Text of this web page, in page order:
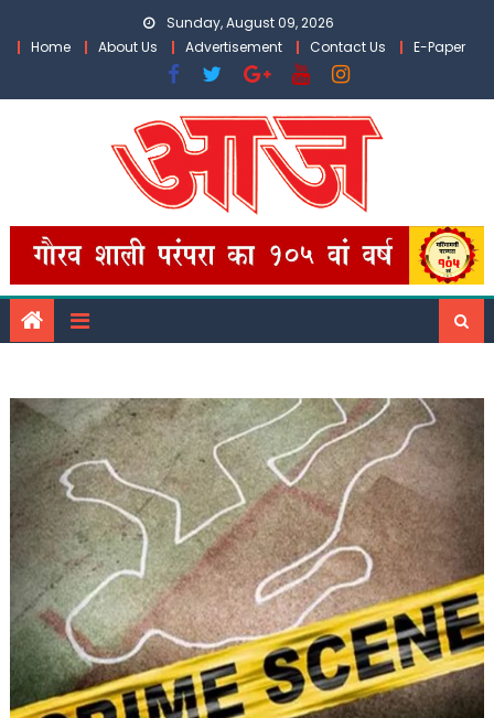
Sunday, August 09, 2026
Home
About Us Advertisement Contact Us E-Paper